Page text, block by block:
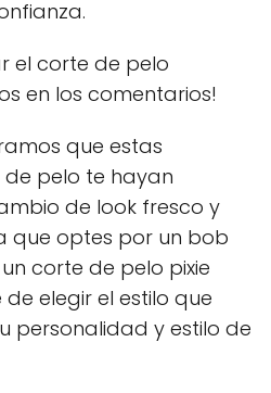
el corte de pelo
en los comentarios!
que estas
pelo te hayan
de look fresco y
que optes por un bob
corte de pelo pixie
elegir el estilo que
personalidad y estilo de